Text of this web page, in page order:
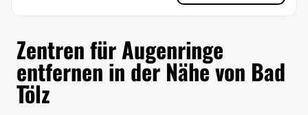
Zentren für Augenringe
entfernen in der Nähe von Bad
Tölz